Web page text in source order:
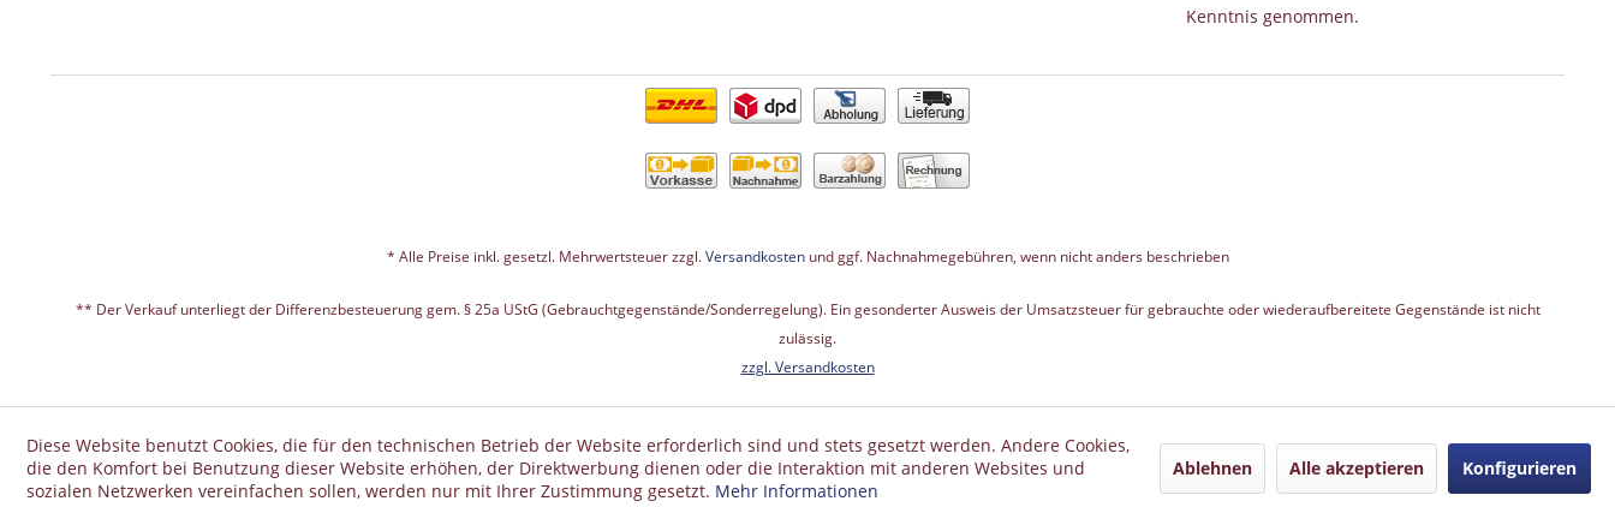
Kenntnis genommen.
* Alle Preise inkl. gesetzl. Mehrwertsteuer zzgl.Versandkostenund ggf. Nachnahmegebühren, wenn nicht anders beschrieben
** Der Verkauf unterliegt der Differenzbesteuerung gem. § 25a UStG (Gebrauchtgegenstände/Sonderregelung). Ein gesonderter Ausweis der Umsatzsteuer für gebrauchte oder wiederaufbereitete Gegenstände ist nicht
zulässig.
zzgl. Versandkosten
Diese Website benutzt Cookies, die für den technischen Betrieb der Website erforderlich sind und stets gesetzt werden. Andere Cookies,
die den Komfort bei Benutzung dieser Website erhöhen, der Direktwerbung dienen oder die Interaktion mit anderen Websites und
sozialen Netzwerken vereinfachen sollen, werden nur mit Ihrer Zustimmung gesetzt. Mehr Informationen
Ablehnen Alle akzeptieren Konfigurieren